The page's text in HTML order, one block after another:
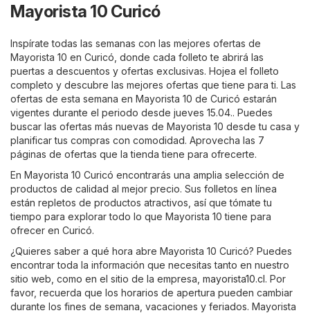
Mayorista 10 Curicó
Inspírate todas las semanas con las mejores ofertas de
Mayorista 10 en Curicó, donde cada folleto te abrirá las
puertas a descuentos y ofertas exclusivas. Hojea el folleto
completo y descubre las mejores ofertas que tiene para ti. Las
ofertas de esta semana en Mayorista 10 de Curicó estarán
vigentes durante el periodo desde jueves 15.04.. Puedes
buscar las ofertas más nuevas de Mayorista 10 desde tu casa y
planificar tus compras con comodidad. Aprovecha las 7
páginas de ofertas que la tienda tiene para ofrecerte.
En Mayorista 10 Curicó encontrarás una amplia selección de
productos de calidad al mejor precio. Sus folletos en línea
están repletos de productos atractivos, así que tómate tu
tiempo para explorar todo lo que Mayorista 10 tiene para
ofrecer en Curicó.
¿Quieres saber a qué hora abre Mayorista 10 Curicó? Puedes
encontrar toda la información que necesitas tanto en nuestro
sitio web, como en el sitio de la empresa, mayorista10.cl. Por
favor, recuerda que los horarios de apertura pueden cambiar
durante los fines de semana, vacaciones y feriados. Mayorista